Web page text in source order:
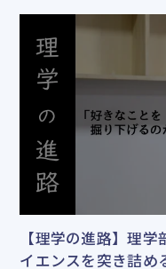
【理学の進路】理
イエンスを突き詰め